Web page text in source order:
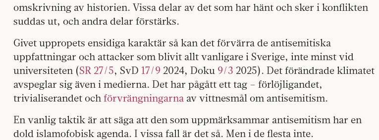
omskrivning av historien. Vissa delar av det som har hänt och sker i konflikten
suddas ut, och andra delar förstärks.
Givet uppropets ensidiga karaktär så kan det förvärra de antisemitiska
uppfattningar och attacker som blivit allt vanligare i Sverige, inte minst vid
universiteten (SR 27/5, SvD 17/9 2024, Doku 9/3 2025). Det förändrade klimatet
avspeglar sig även i medierna. Det har pågått ett tag – förlöjligandet,
trivialiserandet och förvrängningarna av vittnesmål om antisemitism.
En vanlig taktik är att säga att den som uppmärksammar antisemitism har en
dold islamofobisk agenda. I vissa fall är det så. Men i de flesta inte.